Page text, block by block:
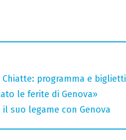
programma e biglietti
le ferite di Genova»
suo legame con Genova